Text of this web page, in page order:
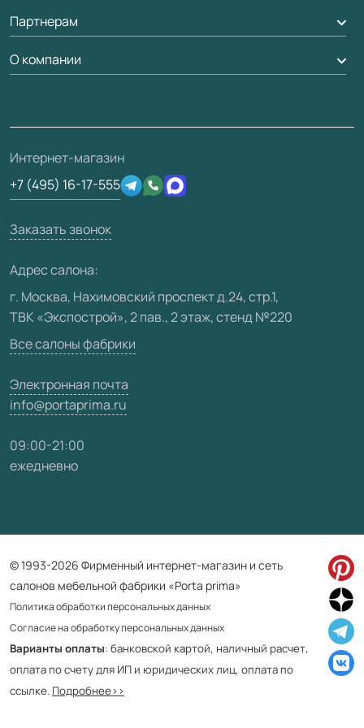
Рейки, баффели, стеллажи
Погонаж
Гарантия
Вопрос-ответ
Отзывы клиентов
Техническая информация
Юридическая информация
Вызов замерщика
Доставка
Партнерам
Дизайнерам / архитекторам
3D-модели
О компании
О фабрике
Сертификаты
Производство
Вакансии
Карта сайта
Интернет-магазин
+7 (495) 16-17-555
Заказать звонок
Адрес салона:
г. Москва, Нахимовский проспект д.24, стр.1,
ТВК «Экспострой», 2 пав., 2 этаж, стенд №220
Все салоны фабрики
Электронная почта
info@portaprima.ru
09:00-21:00
ежедневно
© 1993-2026 Фирменный интернет-магазин и сеть
салонов мебельной фабрики «Porta prima»
Политика обработки персональных данных
Согласие на обработку персональных данных
Варианты оплаты: банковской картой, наличный расчет,
оплата по счету для ИП и юридических лиц, оплата по
ссылке. Подробнее>>